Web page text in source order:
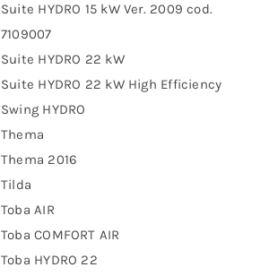
Suite HYDRO 15 kW Ver. 2009 cod.
7109007
Suite HYDRO 22 kW
Suite HYDRO 22 kW High Efficiency
Swing HYDRO
Thema
Thema 2016
Tilda
Toba AIR
Toba COMFORT AIR
Toba HYDRO 22